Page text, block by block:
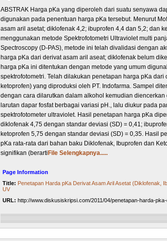
ABSTRAK Harga pKa yang diperoleh dari suatu senyawa
digunakan pada penentuan harga pKa tersebut. Menurut
asam aril asetat; diklofenak 4,2; ibuprofen 4,4 dan 5,2; dan
menggunakan metode Spektrofotometri Ultraviolet multi
Spectroscopy (D-PAS), metode ini telah divalidasi dengan
harga pKa dari derivat asam aril aseat; diklofenak belum
harga pKa ini ditentukan dengan metode yang umum
spektrofotometri. Telah dilakukan penetapan harga pKa
ketoprofen) yang diproduksi oleh PT. Indofarma. Sampel
dengan cara dilarutkan dalam alkohol kemudian
larutan dapar fosfat berbagai variasi pH., lalu diukur pada
spektrofotometer ultraviolet. Hasil penetapan harga pKa
diklofenak 4,75 dengan standar deviasi (SD) = 0,41;
ketoprofen 5,75 dengan standar deviasi (SD) = 0,35. Hasil
pKa rata-rata dari bahan baku Diklofenak, Ibuprofen dan
signifikan (berarti File Selengkapnya.....
Page Information
Title: Penetapan Harda pKa Derivat Asam Aril Asetat (Diklofenak,
UV
URL: http://www.diskusiskripsi.com/2011/04/penetapan-harda-